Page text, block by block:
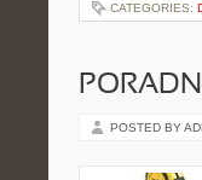
CATEGORIES:
POSTED BY